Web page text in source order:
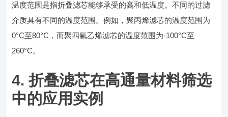
温度范围是指折叠滤芯能够承受的高和低温度。不同的过滤
介质具有不同的温度范围。例如，聚丙烯滤芯的温度范围为
0°C至80°C，而聚四氟乙烯滤芯的温度范围为-100°C至
260°C。
4. 折叠滤芯在高通量材料筛选
中的应用实例